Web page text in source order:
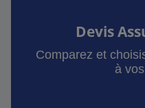
Devis
Comparez et
à